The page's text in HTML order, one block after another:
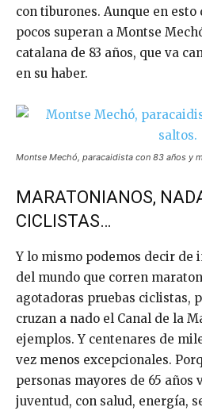
con tiburones. Aunque en
pocos superan a Montse
catalana de 83 años, que va
en su haber.
Montse Mechó, paracaidista con 83 años y
MARATONIANOS,
CICLISTAS…
Y lo mismo podemos decir de
del mundo que corren
agotadoras pruebas ciclistas,
cruzan a nado el Canal de la
ejemplos. Y centenares de
vez menos excepcionales.
personas mayores de 65 años
juventud, con salud, energía,